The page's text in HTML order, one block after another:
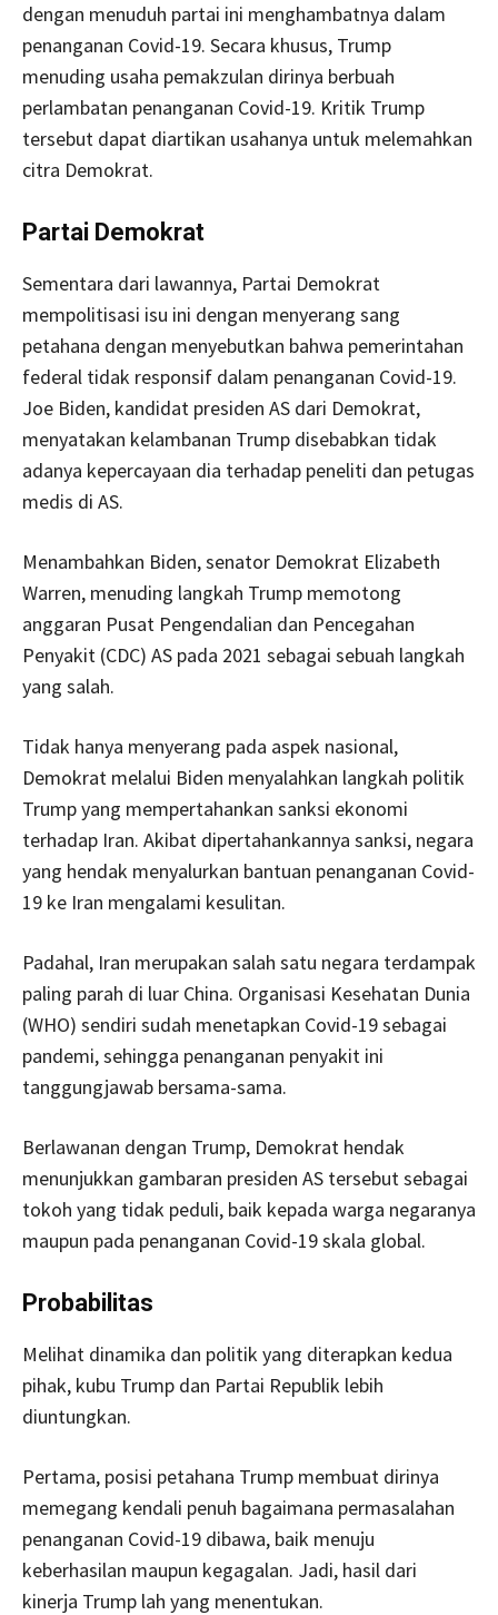
dengan menuduh partai ini menghambatnya dalam
penanganan Covid-19. Secara khusus, Trump
menuding usaha pemakzulan dirinya berbuah
perlambatan penanganan Covid-19. Kritik Trump
tersebut dapat diartikan usahanya untuk melemahkan
citra Demokrat.
Partai Demokrat
Sementara dari lawannya, Partai Demokrat
mempolitisasi isu ini dengan menyerang sang
petahana dengan menyebutkan bahwa pemerintahan
federal tidak responsif dalam penanganan Covid-19.
Joe Biden, kandidat presiden AS dari Demokrat,
menyatakan kelambanan Trump disebabkan tidak
adanya kepercayaan dia terhadap peneliti dan petugas
medis di AS.
Menambahkan Biden, senator Demokrat Elizabeth
Warren, menuding langkah Trump memotong
anggaran Pusat Pengendalian dan Pencegahan
Penyakit (CDC) AS pada 2021 sebagai sebuah langkah
yang salah.
Tidak hanya menyerang pada aspek nasional,
Demokrat melalui Biden menyalahkan langkah politik
Trump yang mempertahankan sanksi ekonomi
terhadap Iran. Akibat dipertahankannya sanksi, negara
yang hendak menyalurkan bantuan penanganan Covid-
19 ke Iran mengalami kesulitan.
Padahal, Iran merupakan salah satu negara terdampak
paling parah di luar China. Organisasi Kesehatan Dunia
(WHO) sendiri sudah menetapkan Covid-19 sebagai
pandemi, sehingga penanganan penyakit ini
tanggungjawab bersama-sama.
Berlawanan dengan Trump, Demokrat hendak
menunjukkan gambaran presiden AS tersebut sebagai
tokoh yang tidak peduli, baik kepada warga negaranya
maupun pada penanganan Covid-19 skala global.
Probabilitas
Melihat dinamika dan politik yang diterapkan kedua
pihak, kubu Trump dan Partai Republik lebih
diuntungkan.
Pertama, posisi petahana Trump membuat dirinya
memegang kendali penuh bagaimana permasalahan
penanganan Covid-19 dibawa, baik menuju
keberhasilan maupun kegagalan. Jadi, hasil dari
kinerja Trump lah yang menentukan.